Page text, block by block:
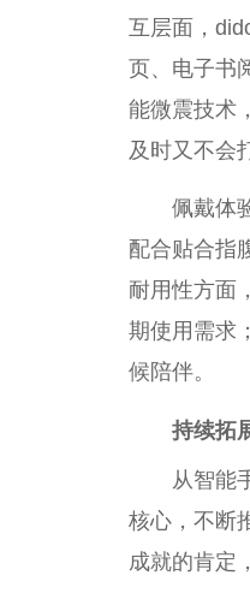
互层面，
页、电子书
能微震技术
及时又不会
佩戴体
配合贴合指
耐用性方面
期使用需求
候陪伴。
持续拓
从智能
核心，不断
成就的肯定